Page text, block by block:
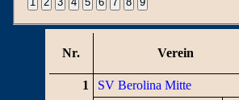
Nr. Verein
1 SV Berolina Mitte